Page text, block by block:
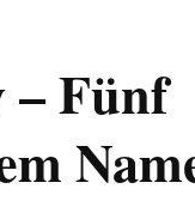
– Fünf